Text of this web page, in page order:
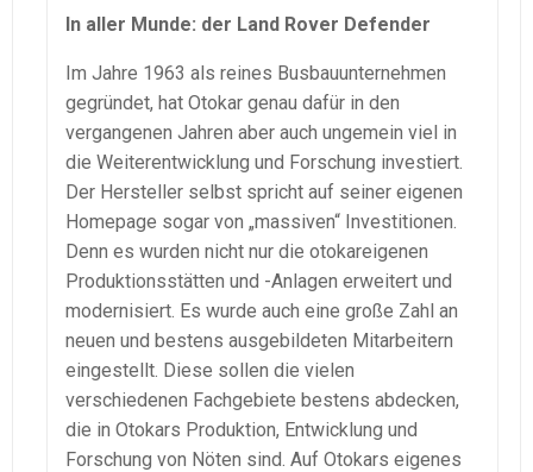
In aller Munde: der Land Rover Defender
Im Jahre 1963 als reines Busbauunternehmen
gegründet, hat Otokar genau dafür in den
vergangenen Jahren aber auch ungemein viel in
die Weiterentwicklung und Forschung investiert.
Der Hersteller selbst spricht auf seiner eigenen
Homepage sogar von „massiven“ Investitionen.
Denn es wurden nicht nur die otokareigenen
Produktionsstätten und -Anlagen erweitert und
modernisiert. Es wurde auch eine große Zahl an
neuen und bestens ausgebildeten Mitarbeitern
eingestellt. Diese sollen die vielen
verschiedenen Fachgebiete bestens abdecken,
die in Otokars Produktion, Entwicklung und
Forschung von Nöten sind. Auf Otokars eigenes